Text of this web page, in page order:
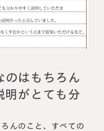
のはもちろん
明がとても分
んのこと、すべての